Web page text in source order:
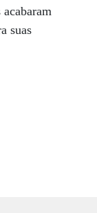
suas